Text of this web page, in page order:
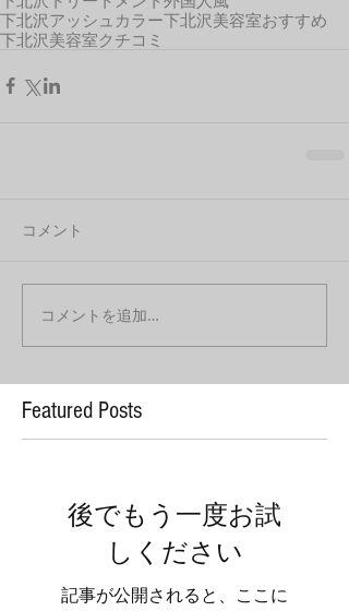
下北沢アッシュカラー下北沢美容室おすすめ
下北沢美容室クチコミ
コメント
コメントを追加…
Featured Posts
後でもう一度お試
しください
記事が公開されると、ここに